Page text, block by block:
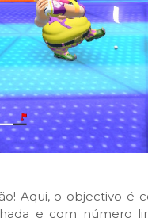
Aqui, o objectivo é
e com número